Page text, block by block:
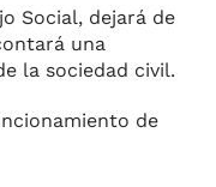
Social, dejará de
una
la sociedad civil.
de